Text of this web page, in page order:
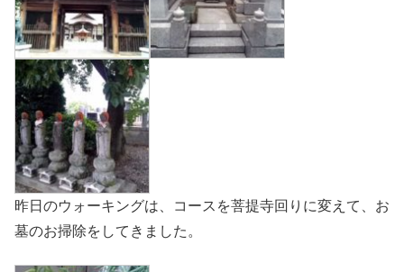
昨日のウォーキングは、コースを菩提寺回りに変えて、お
墓のお掃除をしてきました。